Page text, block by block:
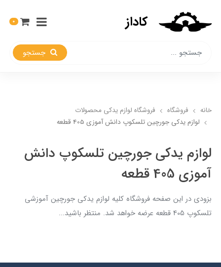
کاداز 0
خانه فروشگاه
فروشگاه لوازم یدکی محصولات
لوازم یدکی جورچین تلسکوپ دانش آموزی 405 قطعه
لوازم یدکی جورچین تلسکوپ دانش
آموزی 405 قطعه
بزودی در این صفحه فروشگاه کلیه لوازم یدکی جورچین آموزشی
تلسکوپ 405 قطعه عرضه خواهد شد. منتظر باشید...